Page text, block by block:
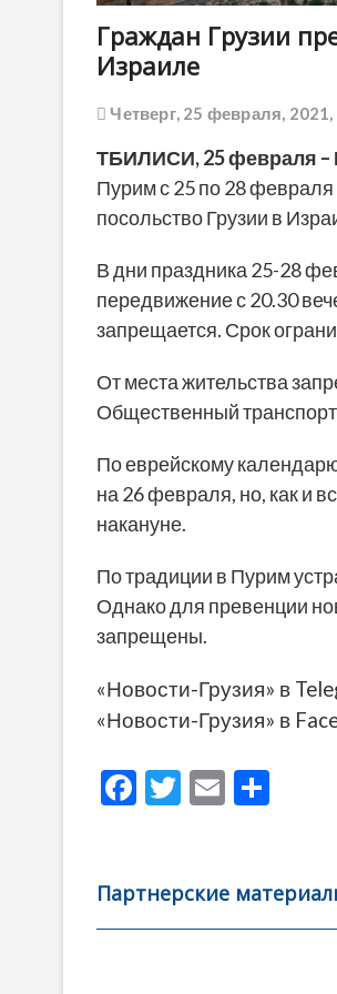
Граждан Грузии
Израиле
Четверг, 25 февраля,
ТБИЛИСИ,25 февраля –
Пурим с 25 по 28 февраля
посольство Грузии в
В дни праздника 25-28
передвижение с 20.30
запрещается. Срок
От места жительства
Общественный
По еврейскому
на 26 февраля, но, как и
накануне.
По традиции в Пурим
Однако для превенции
запрещены.
«Новости-Грузия» в
«Новости-Грузия» в
F
b
o
T
er
E
l
а
в
Партнерские